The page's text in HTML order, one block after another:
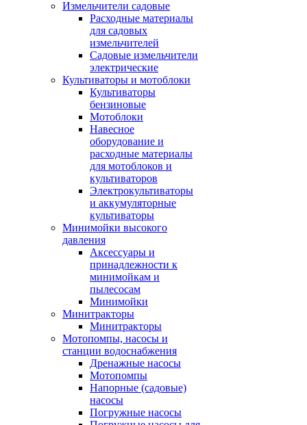
Измельчители садовые
Расходные материалы
для садовых
измельчителей
Садовые измельчители
электрические
Культиваторы и мотоблоки
Культиваторы
бензиновые
Мотоблоки
Навесное
оборудование и
расходные материалы
для мотоблоков и
культиваторов
Электрокультиваторы
и аккумуляторные
культиваторы
Минимойки высокого
давления
Аксессуары и
принадлежности к
минимойкам и
пылесосам
Минимойки
Минитракторы
Минитракторы
Мотопомпы, насосы и
станции водоснабжения
Дренажные насосы
Мотопомпы
Напорные (садовые)
насосы
Погружные насосы